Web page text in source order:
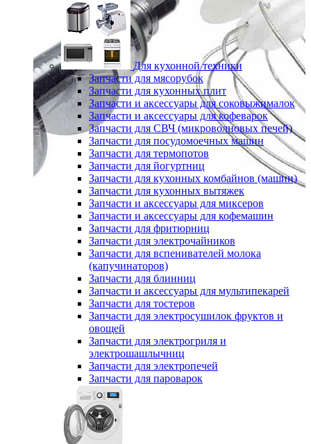
Для кухонной техники
Запчасти для мясорубок
Запчасти для кухонных плит
Запчасти и аксессуары для соковыжималок
Запчасти и аксессуары для кофеварок
Запчасти для СВЧ (микроволновых печей)
Запчасти для посудомоечных машин
Запчасти для термопотов
Запчасти для йогуртниц
Запчасти для кухонных комбайнов (машин)
Запчасти для кухонных вытяжек
Запчасти и аксессуары для миксеров
Запчасти и аксессуары для кофемашин
Запчасти для фритюрниц
Запчасти для электрочайников
Запчасти для вспенивателей молока
(капучинаторов)
Запчасти для блинниц
Запчасти и аксессуары для мультипекарей
Запчасти для тостеров
Запчасти для электросушилок фруктов и
овощей
Запчасти для электрогриля и
электрошашлычниц
Запчасти для электропечей
Запчасти для пароварок